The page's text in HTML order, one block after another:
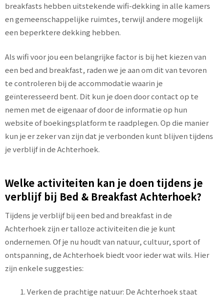
breakfasts hebben uitstekende wifi-dekking in alle kamers
en gemeenschappelijke ruimtes, terwijl andere mogelijk
een beperktere dekking hebben.
Als wifi voor jou een belangrijke factor is bij het kiezen van
een bed and breakfast, raden we je aan om dit van tevoren
te controleren bij de accommodatie waarin je
geïnteresseerd bent. Dit kun je doen door contact op te
nemen met de eigenaar of door de informatie op hun
website of boekingsplatform te raadplegen. Op die manier
kun je er zeker van zijn dat je verbonden kunt blijven tijdens
je verblijf in de Achterhoek.
Welke activiteiten kan je doen tijdens je
verblijf bij Bed & Breakfast Achterhoek?
Tijdens je verblijf bij een bed and breakfast in de
Achterhoek zijn er talloze activiteiten die je kunt
ondernemen. Of je nu houdt van natuur, cultuur, sport of
ontspanning, de Achterhoek biedt voor ieder wat wils. Hier
zijn enkele suggesties:
Verken de prachtige natuur: De Achterhoek staat